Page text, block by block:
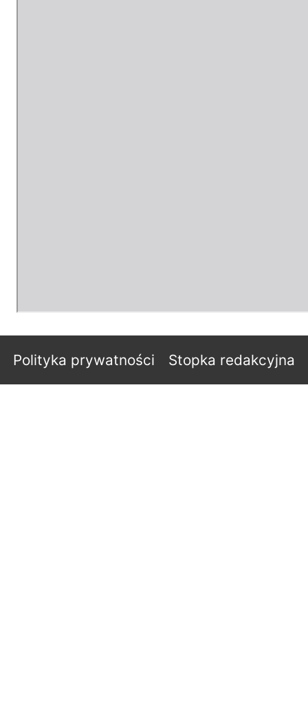
Polityka prywatności Stopka redakcyjna